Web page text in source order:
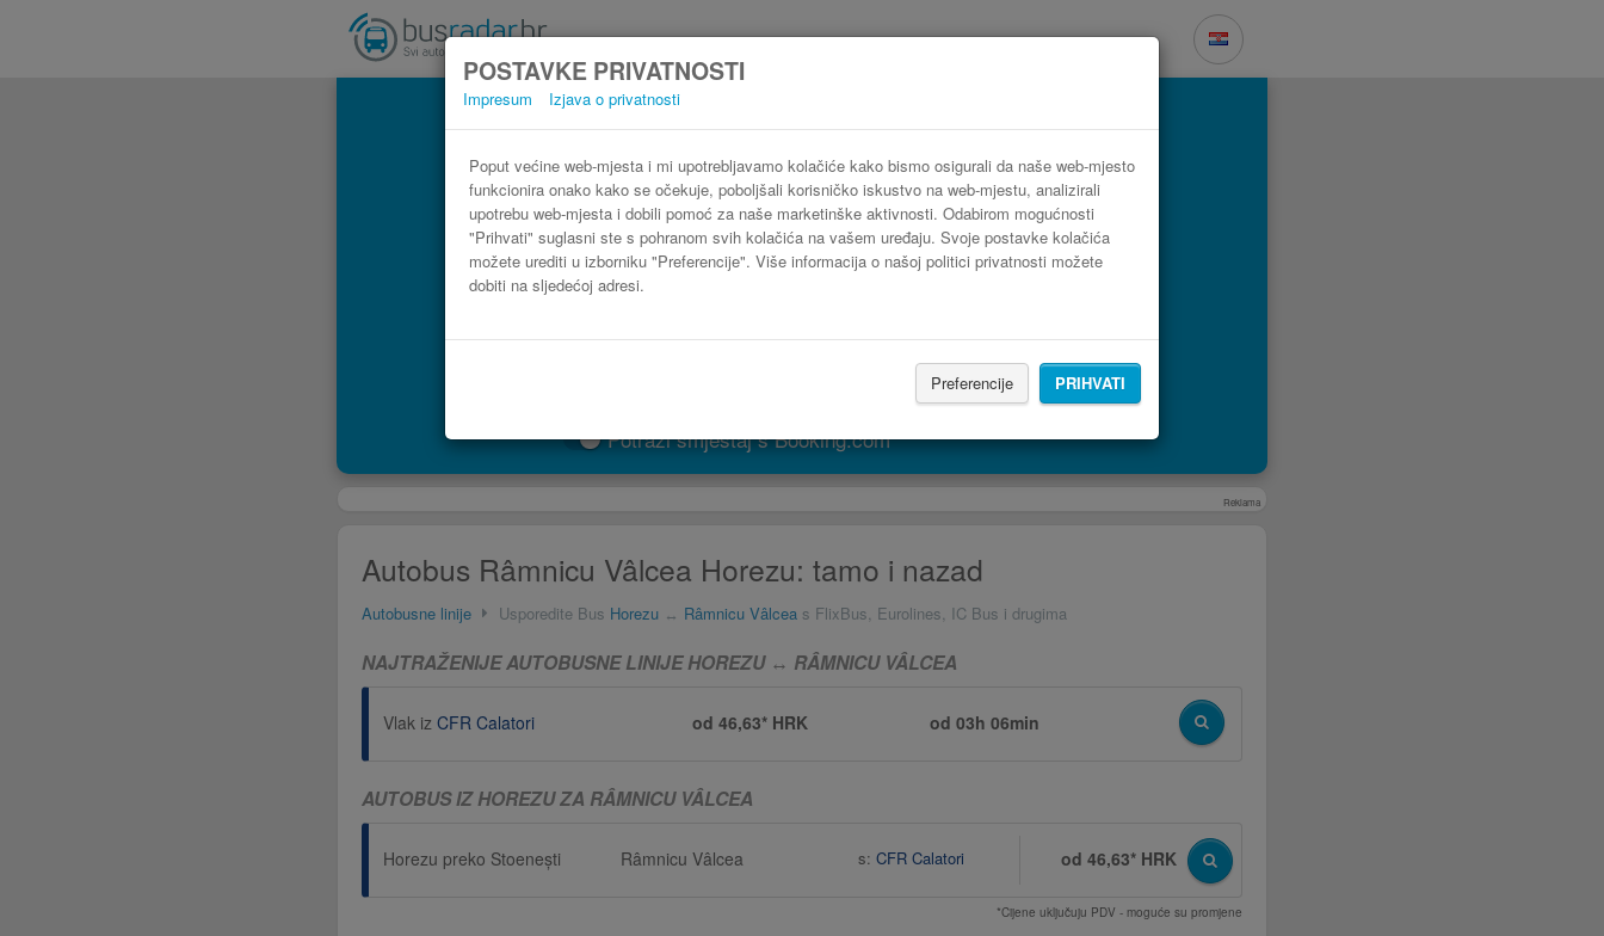
POSTAVKE PRIVATNOSTI
Impresum Izjava o privatnosti
Poput većine web-mjesta i mi upotrebljavamo kolačiće kako bismo osigurali da naše web-mjesto
funkcionira onako kako se očekuje, poboljšali korisničko iskustvo na web-mjestu, analizirali
upotrebu web-mjesta i dobili pomoć za naše marketinške aktivnosti. Odabirom mogućnosti
"Prihvati" suglasni ste s pohranom svih kolačića na vašem uređaju. Svoje postavke kolačića
možete urediti u izborniku "Preferencije". Više informacija o našoj politici privatnosti možete
dobiti na sljedećoj adresi.
Preferencije PRIHVATI
Autobus Horezu Râmnicu Vâlcea
Potraži smještaj s Booking.com
Reklama
Autobus Râmnicu Vâlcea Horezu: tamo i nazad
Autobusne linije Usporedite Bus Horezu ↔ Râmnicu Vâlcea s FlixBus, Eurolines, IC Bus i drugima
NAJTRAŽENIJE AUTOBUSNE LINIJE HOREZU ↔ RÂMNICU VÂLCEA
Vlak iz CFR Calatori od 46,63* HRK od03h 06min
AUTOBUS IZ HOREZU ZA RÂMNICU VÂLCEA
Horezu preko Stoenești Râmnicu Vâlcea s: CFR Calatori od 46,63* HRK
*Cijene uključuju PDV - moguće su promjene